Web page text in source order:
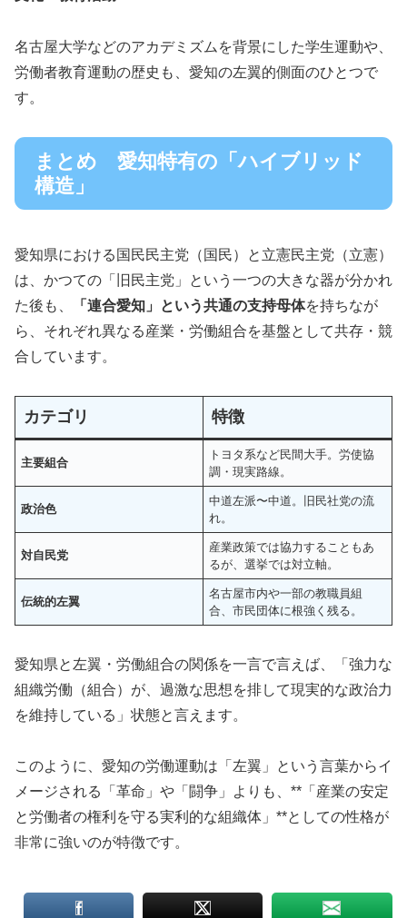
名古屋大学などのアカデミズムを背景にした学生運動や、
労働者教育運動の歴史も、愛知の左翼的側面のひとつで
す。
まとめ 愛知特有の「ハイブリッド
構造」
愛知県における国民民主党（国民）と立憲民主党（立憲）
は、かつての「旧民主党」という一つの大きな器が分かれ
た後も、
「連合愛知」という共通の支持母体を持ちなが
ら、それぞれ異なる産業・労働組合を基盤として共存・競
合しています。
カテゴリ 特徴
主要組合
トヨタ系など民間大手。労使協
調・現実路線。
政治色
中道左派〜中道。旧民社党の流
れ。
対自民党
産業政策では協力することもあ
るが、選挙では対立軸。
伝統的左翼
名古屋市内や一部の教職員組
合、市民団体に根強く残る。
愛知県と左翼・労働組合の関係を一言で言えば、「強力な
組織労働（組合）が、過激な思想を排して現実的な政治力
を維持している」状態と言えます。
このように、愛知の労働運動は「左翼」という言葉からイ
メージされる「革命」や「闘争」よりも、**「産業の安定
と労働者の権利を守る実利的な組織体」**としての性格が
非常に強いのが特徴です。